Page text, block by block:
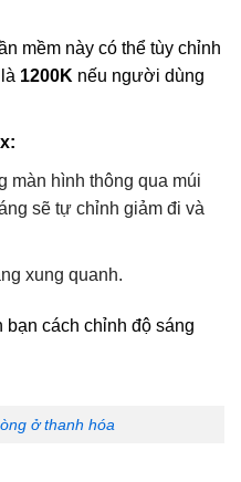
mềm này có thể tùy chỉnh
1200K nếu người dùng
màn hình thông qua múi
sẽ tự chỉnh giảm đi và
xung quanh.
cách chỉnh độ sáng
ở thanh hóa